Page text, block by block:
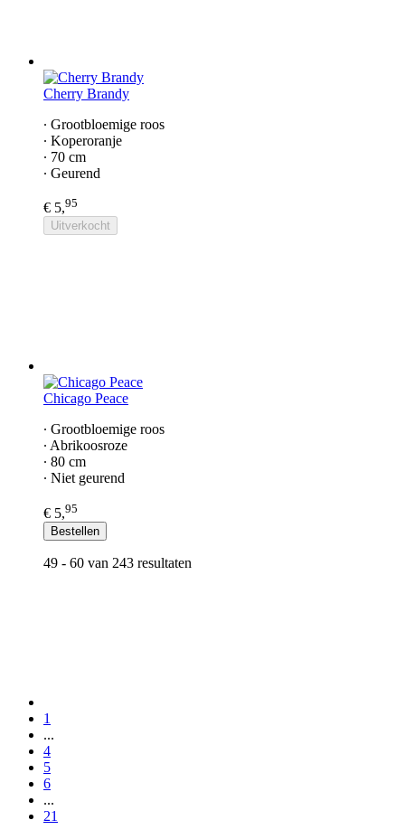
Cherry Brandy
∙ Grootbloemige roos
∙ Koperoranje
∙ 70 cm
∙ Geurend
€ 5,95
Uitverkocht
Chicago Peace
∙ Grootbloemige roos
∙ Abrikoosroze
∙ 80 cm
∙ Niet geurend
€ 5,95
Bestellen
49 - 60 van 243 resultaten
1
...
4
5
6
...
21